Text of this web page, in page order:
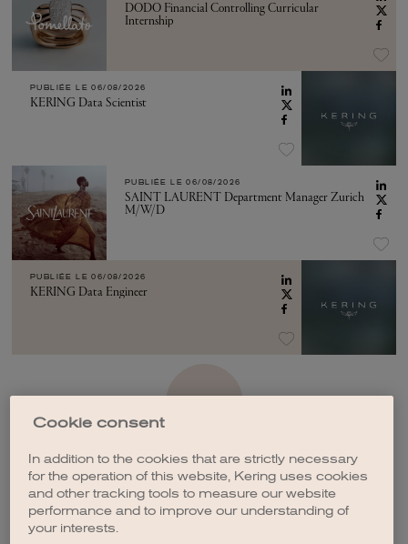
DODO Financial Controlling Curricular
Internship
PUBLIÉE LE 06/08/2026
KERING Data Scientist
PUBLIÉE LE 06/08/2026
SAINT LAURENT Department Manager Zurich
M/W/D
PUBLIÉE LE 06/08/2026
KERING Data Engineer
CRÉER UNE ALERTE
Cookie consent
In addition to the cookies that are strictly necessary
for the operation of this website, Kering uses cookies
and other tracking tools to measure our website
performance and to improve our understanding of
your interests.